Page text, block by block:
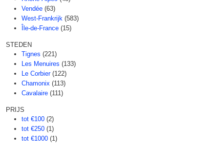
Vendée (63)
West-Frankrijk (583)
Île-de-France (15)
STEDEN
Tignes (221)
Les Menuires (133)
Le Corbier (122)
Chamonix (113)
Cavalaire (111)
PRIJS
tot €100 (2)
tot €250 (1)
tot €1000 (1)